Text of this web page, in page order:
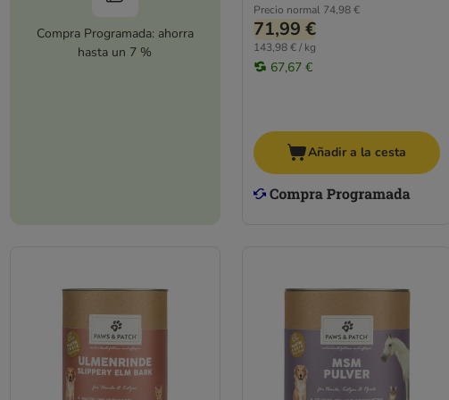
Compra Programada: ahorra
hasta un 7 %
Precio normal 74,98 €
71,99 €
143,98 € / kg
67,67 €
Añadir a la cesta